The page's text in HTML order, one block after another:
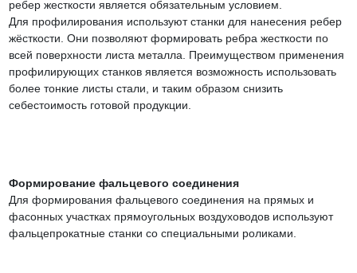
ребер жесткости является обязательным условием.
Для профилирования используют станки для нанесения ребер
жёсткости. Они позволяют формировать ребра жесткости по
всей поверхности листа металла. Преимуществом применения
профилирующих станков является возможность использовать
более тонкие листы стали, и таким образом снизить
себестоимость готовой продукции.
Формирование фальцевого соединения
Для формирования фальцевого соединения на прямых и
фасонных участках прямоугольных воздуховодов используют
фальцепрокатные станки со специальными роликами.